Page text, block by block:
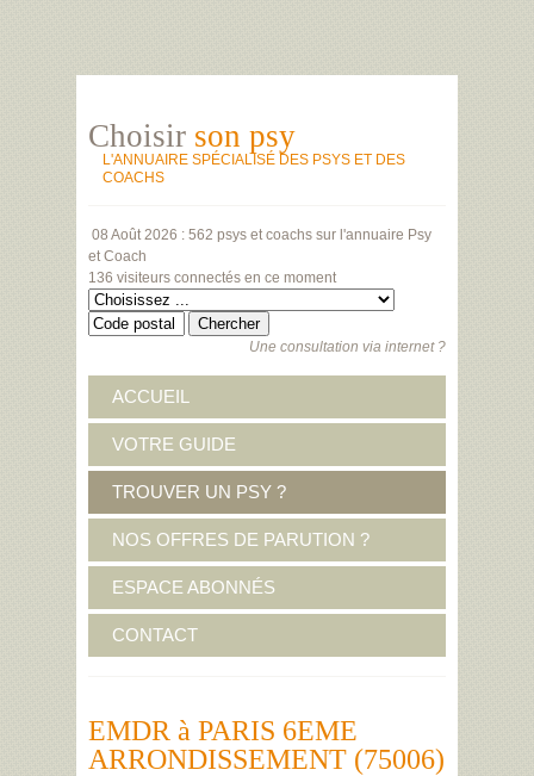
Choisir son psy
L'ANNUAIRE SPÉCIALISÉ DES PSYS ET DES
COACHS
08 Août 2026 : 562 psys et coachs sur l'annuaire Psy
et Coach
136 visiteurs connectés en ce moment
Une consultation via internet ?
ACCUEIL
VOTRE GUIDE
TROUVER UN PSY ?
NOS OFFRES DE PARUTION ?
ESPACE ABONNÉS
CONTACT
EMDR à PARIS 6EME
ARRONDISSEMENT (75006)